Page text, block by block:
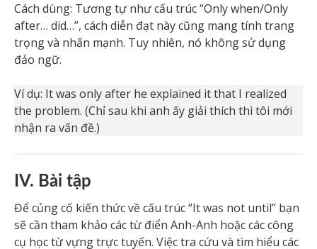
Cách dùng: Tương tự như cấu trúc “Only when/Only
after… did…”, cách diễn đạt này cũng mang tính trang
trọng và nhấn mạnh. Tuy nhiên, nó không sử dụng
đảo ngữ.
Ví dụ: It was only after he explained it that I realized
the problem. (Chỉ sau khi anh ấy giải thích thì tôi mới
nhận ra vấn đề.)
IV. Bài tập
Để củng cố kiến thức về cấu trúc “It was not until” bạn
sẽ cần tham khảo các từ điển Anh-Anh hoặc các công
cụ học từ vựng trực tuyến. Việc tra cứu và tìm hiểu các